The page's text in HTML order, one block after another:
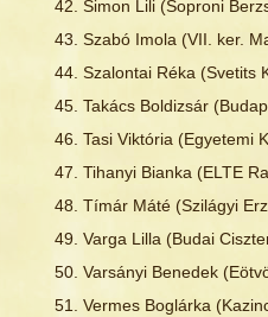
Simon Lili (Soproni
Szabó Imola (VII. ker.
Szalontai Réka (Svetits
Takács Boldizsár
Tasi Viktória (Egyetemi
Tihanyi Bianka (ELTE
Tímár Máté (Szilágyi
Varga Lilla (Budai
Varsányi Benedek
Vermes Boglárka